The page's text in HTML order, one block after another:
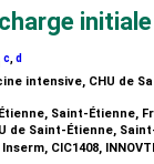
c,d
intensive, CHU de
Saint-Étienne,
de Saint-Étienne,
CIC1408,